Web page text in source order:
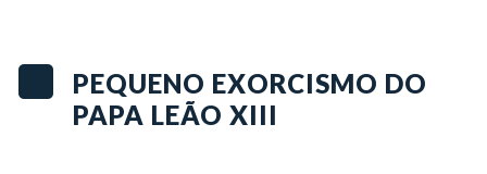
PEQUENO EXORCISMO DO
PAPA LEÃO XIII